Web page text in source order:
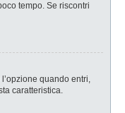
tempo. Se riscontri
quando entri,
caratteristica.